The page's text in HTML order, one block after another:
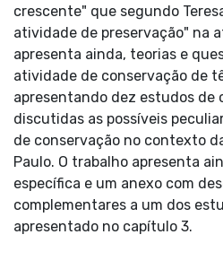
crescente" que segundo
atividade de preservação" na
apresenta ainda, teorias e
atividade de conservação de
apresentando dez estudos de
discutidas as possíveis
de conservação no contexto
Paulo. O trabalho apresenta
específica e um anexo com
complementares a um dos
apresentado no capítulo 3.